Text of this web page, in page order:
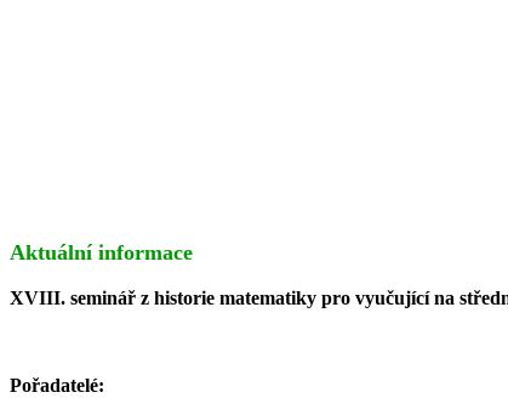
Aktuální informace
XVIII. seminář z historie matematiky pro vyučující na
Pořadatelé: